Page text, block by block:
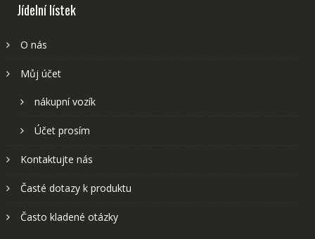
Jídelní lístek
O nás
Můj účet
nákupní vozík
Účet prosím
Kontaktujte nás
Časté dotazy k produktu
Často kladené otázky